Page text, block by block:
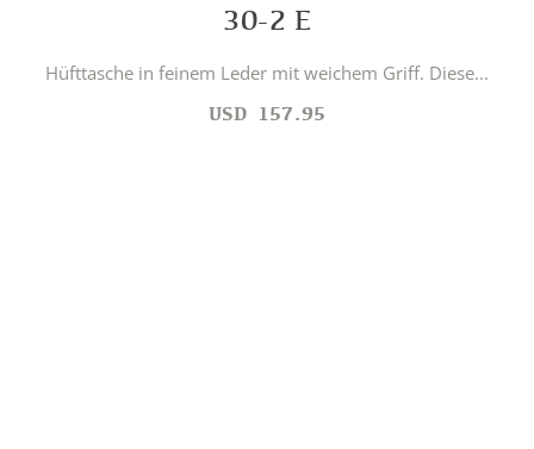
30-2 E
Hüfttasche in feinem Leder mit weichem Griff. Diese...
USD 157.95